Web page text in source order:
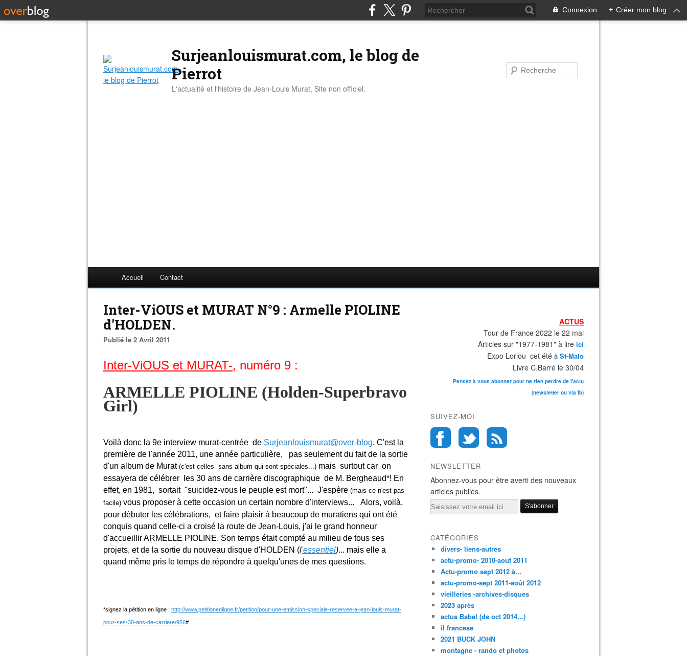
Connexion + Créer mon blog
Surjeanlouismurat.com, le blog de
Pierrot
L'actualité et l'histoire de Jean-Louis Murat, Site non officiel.
Accueil Contact
Inter-ViOUS et MURAT N°9 : Armelle PIOLINE
d'HOLDEN.
Publié le 2 Avril 2011
Inter-ViOUS et MURAT-, numéro 9 :
ARMELLE PIOLINE (Holden-Superbravo
Girl)
Voilà donc la 9e interview murat-centrée de Surjeanlouismurat@over-blog. C'est la
première de l'année 2011, une année particulière, pas seulement du fait de la sortie
d'un album de Murat (c'est celles sans album qui sont spéciales...) mais surtout car on
essayera de célébrer les 30 ans de carrière discographique de M. Bergheaud*! En
effet, en 1981, sortait "suicidez-vous le peuple est mort"... J'espère (mais ce n'est pas
facile) vous proposer à cette occasion un certain nombre d'interviews...
Alors, voilà,
pour débuter les célébrations, et faire plaisir à beaucoup de muratiens qui ont été
conquis quand celle-ci a croisé la route de Jean-Louis, j'ai le grand honneur
d'accueillir ARMELLE PIOLINE. Son temps était compté au milieu de tous ses
projets, et de la sortie du nouveau disque d'HOLDEN (l'essentiel)... mais elle a
quand même pris le temps de répondre à quelqu'unes de mes questions.
*signez la pétition en ligne : http://www.petitionenligne.fr/petition/pour-une-emission-speciale-reservee-a-jean-louis-murat-
pour-ses-30-ans-de-carriere/956#
ACTUS
Tour de France 2022 le 22 mai
Articles sur "1977-1981" à lire ici
Expo Loriou cet été à St-Malo
Livre C.Barré le 30/04
Pensez à vous abonner pour ne rien perdre de l'actu
(newsletter ou via fb)
SUIVEZ-MOI
NEWSLETTER
Abonnez-vous pour être averti des nouveaux
articles publiés.
Email
CATÉGORIES
divers- liens-autres
actu-promo- 2010-aout 2011
Actu-promo sept 2012 à...
actu-promo-sept 2011-août 2012
vieilleries -archives-disques
2023 après
actus Babel (de oct 2014...)
il francese
2021 BUCK JOHN
montagne - rando et photos